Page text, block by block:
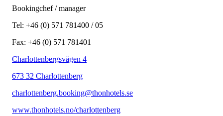
Bookingchef / manager
Tel: +46 (0) 571 781400 / 05
Fax: +46 (0) 571 781401
Charlottenbergsvägen 4
673 32 Charlottenberg
charlottenberg.booking@thonhotels.se
www.thonhotels.no/charlottenberg